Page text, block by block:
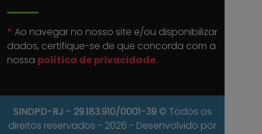
* Ao navegar no nosso site e/ou disponibilizar
dados, certifique-se de que concorda com a
nossa política de privacidade.
SINDPD-RJ - 29.183.910/0001-39 © Todos os
direitos reservados - 2026 - Desenvolvido por